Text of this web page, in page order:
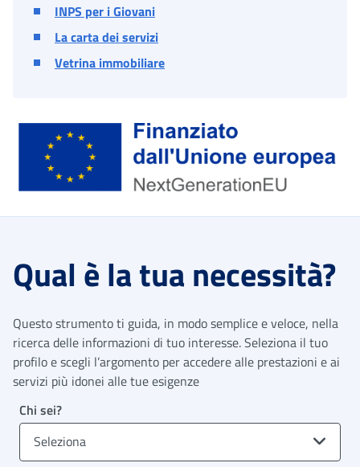
INPS per i Giovani
La carta dei servizi
Vetrina immobiliare
Qual è la tua necessità?
Questo strumento ti guida, in modo semplice e veloce, nella
ricerca delle informazioni di tuo interesse. Seleziona il tuo
profilo e scegli l’argomento per accedere alle prestazioni e ai
servizi più idonei alle tue esigenze
Chi sei?
Seleziona